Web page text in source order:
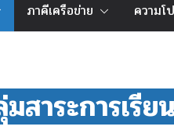
ภาคีเครือข่าย ความโ
สาระการเรี